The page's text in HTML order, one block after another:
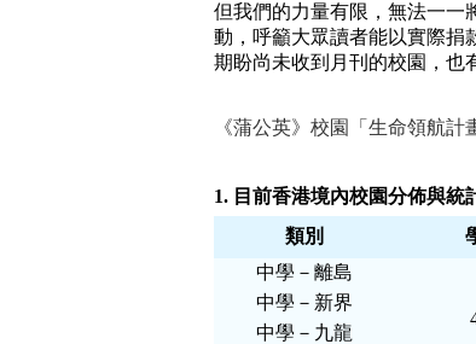
但我們的力量有限，無法一一
動，呼籲大眾讀者能以實際捐
期盼尚未收到月刊的校園，也
《蒲公英》校園「生命領航
1. 目前香港境內校園分佈與統
類別
中學－離島
中學－新界
中學－九龍